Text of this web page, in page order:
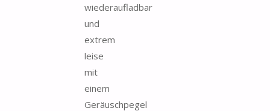
wiederaufladbar
und
extrem
leise
mit
einem
Geräuschpegel